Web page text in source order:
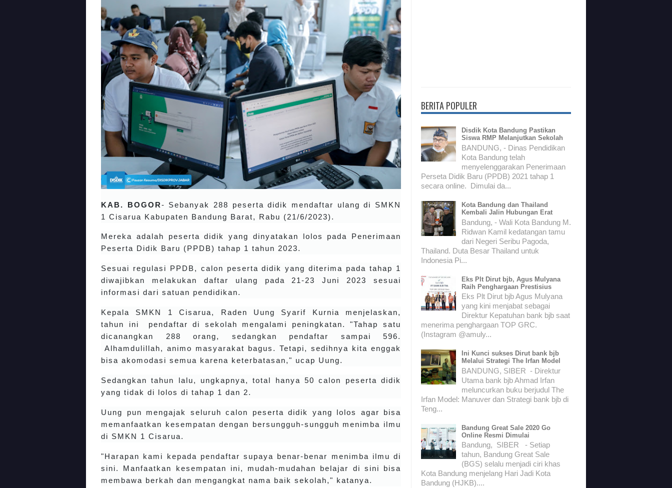
KAB. BOGOR- Sebanyak 288 peserta didik mendaftar ulang di SMKN
1 Cisarua Kabupaten Bandung Barat, Rabu (21/6/2023).
Mereka adalah peserta didik yang dinyatakan lolos pada Penerimaan
Peserta Didik Baru (PPDB) tahap 1 tahun 2023.
Sesuai regulasi PPDB, calon peserta didik yang diterima pada tahap 1
diwajibkan melakukan daftar ulang pada 21-23 Juni 2023 sesuai
informasi dari satuan pendidikan.
Kepala SMKN 1 Cisarua, Raden Uung Syarif Kurnia menjelaskan,
tahun ini pendaftar di sekolah mengalami peningkatan. "Tahap satu
dicanangkan 288 orang, sedangkan pendaftar sampai 596.
Alhamdulillah, animo masyarakat bagus. Tetapi, sedihnya kita enggak
bisa akomodasi semua karena keterbatasan," ucap Uung.
Sedangkan tahun lalu, ungkapnya, total hanya 50 calon peserta didik
yang tidak di lolos di tahap 1 dan 2.
Uung pun mengajak seluruh calon peserta didik yang lolos agar bisa
memanfaatkan kesempatan dengan bersungguh-sungguh menimba ilmu
di SMKN 1 Cisarua.
"Harapan kami kepada pendaftar supaya benar-benar menimba ilmu di
sini. Manfaatkan kesempatan ini, mudah-mudahan belajar di sini bisa
membawa berkah dan mengangkat nama baik sekolah," katanya.
BERITA POPULER
Disdik Kota Bandung Pastikan
Siswa RMP Melanjutkan Sekolah
BANDUNG, - Dinas Pendidikan
Kota Bandung telah
menyelenggarakan Penerimaan
Perseta Didik Baru (PPDB) 2021 tahap 1
secara online. Dimulai da...
Kota Bandung dan Thailand
Kembali Jalin Hubungan Erat
Bandung, - Wali Kota Bandung M.
Ridwan Kamil kedatangan tamu
dari Negeri Seribu Pagoda,
Thailand. Duta Besar Thailand untuk
Indonesia Pi...
Eks Plt Dirut bjb, Agus Mulyana
Raih Penghargaan Prestisius
Eks Plt Dirut bjb Agus Mulyana
yang kini menjabat sebagai
Direktur Kepatuhan bank bjb saat
menerima penghargaan TOP GRC.
(Instagram @amuly...
Ini Kunci sukses Dirut bank bjb
Melalui Strategi The Irfan Model
BANDUNG, SIBER - Direktur
Utama bank bjb Ahmad Irfan
meluncurkan buku berjudul The
Irfan Model: Manuver dan Strategi bank bjb di
Teng...
Bandung Great Sale 2020 Go
Online Resmi Dimulai
Bandung, SIBER - Setiap
tahun, Bandung Great Sale
(BGS) selalu menjadi ciri khas
Kota Bandung menjelang Hari Jadi Kota
Bandung (HJKB)....